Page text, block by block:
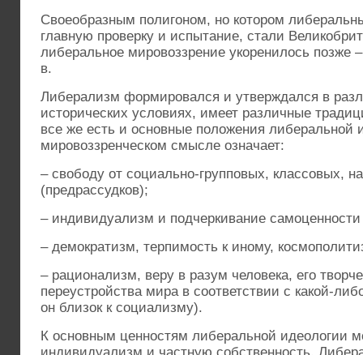
Своеобразным полигоном, но котором
главную проверку и испытание, стали
либеральное мировоззрение укоренилось позже
в.
Либерализм формировался и утверждался в
исторических условиях, имеет различные
все же есть и основные положения либеральной
мировоззренческом смысле означает:
– свободу от социально-групповых, классовых,
(предрассудков);
– индивидуализм и подчеркивание
– демократизм, терпимость к иному,
– рационализм, веру в разум человека, его
переустройства мира в соответствии с какой-
он близок к социализму).
К основным ценностям либеральной идеологии